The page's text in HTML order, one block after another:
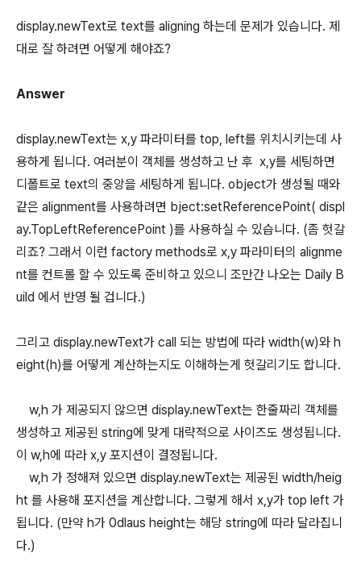
display.newText로 text를 aligning 하는데 문제가 있습니다. 제
대로 잘 하려면 어떻게 해야죠?
Answer
display.newText는 x,y 파라미터를 top, left를 위치시키는데 사
용하게 됩니다. 여러분이 객체를 생성하고 난 후 x,y를 세팅하면
디폴트로 text의 중앙을 세팅하게 됩니다. object가 생성될 때와
같은 alignment를 사용하려면 bject:setReferencePoint( displ
ay.TopLeftReferencePoint )를 사용하실 수 있습니다. (좀 헛갈
리죠? 그래서 이런 factory methods로 x,y 파라미터의 alignme
nt를 컨트롤 할 수 있도록 준비하고 있으니 조만간 나오는 Daily B
uild 에서 반영 될 겁니다.)
그리고 display.newText가 call 되는 방법에 따라 width(w)와 h
eight(h)를 어떻게 계산하는지도 이해하는게 헛갈리기도 합니다.
w,h 가 제공되지 않으면 display.newText는 한줄짜리 객체를
생성하고 제공된 string에 맞게 대략적으로 사이즈도 생성됩니다.
이 w,h에 따라 x,y 포지션이 결정됩니다.
w,h 가 정해져 있으면 display.newText는 제공된 width/heig
ht 를 사용해 포지션을 계산합니다. 그렇게 해서 x,y가 top left 가
됩니다. (만약 h가 0dlaus height는 해당 string에 따라 달라집니
다.)